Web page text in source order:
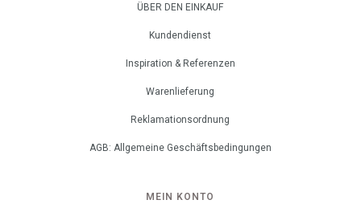
ÜBER DEN EINKAUF
Kundendienst
Inspiration & Referenzen
Warenlieferung
Reklamationsordnung
AGB: Allgemeine Geschäftsbedingungen
MEIN KONTO